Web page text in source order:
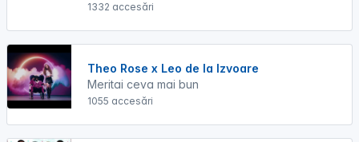
1332 accesări
Theo Rose x Leo de la Izvoare
Meritai ceva mai bun
1055 accesări